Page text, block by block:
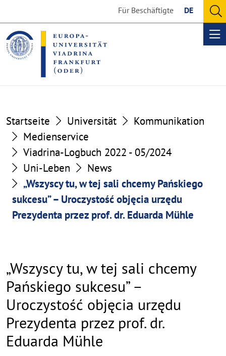
the
content
section
the
footer
section
Für Beschäftigte DE
Startseite Universität
Kommunikation
Medienservice
Viadrina-Logbuch 2022 - 05/2024
Uni-Leben
News
„Wszyscy tu, w tej sali chcemy Pańskiego
sukcesu” – Uroczystość objęcia urzędu
Prezydenta przez prof. dr. Eduarda Mühle
„Wszyscy tu, w tej sali chcemy
Pańskiego sukcesu” –
Uroczystość objęcia urzędu
Prezydenta przez prof. dr.
Eduarda Mühle